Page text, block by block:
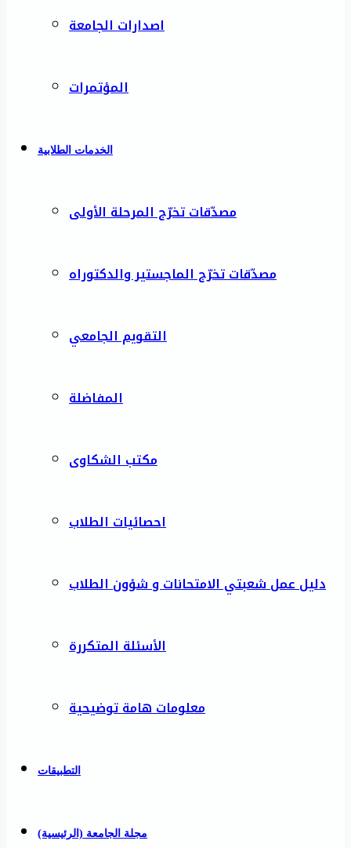
اصدارات الجامعة
المؤتمرات
الخدمات الطلابية
مصدّقات تخرّج المرحلة الأولى
مصدّقات تخرّج الماجستير والدكتوراه
التقويم الجامعي
المفاضلة
مكتب الشكاوى
احصائيات الطلاب
دليل عمل شعبتي الامتحانات و شؤون الطلاب
الأسئلة المتكررة
معلومات هامة توضيحية
التطبيقات
مجلة الجامعة (الرئيسية)